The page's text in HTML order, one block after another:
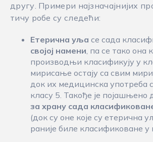
другу. Примери најзначајнијих
тичу робе су следећи:
Етерична уља се сада
својој намени, па се тако она
производњи класификују у
мирисање остају са свим
док их медицинска употреба
класу 5. Такође је појашњено
за храну сада
(док су оне које су етерична
раније биле класификоване у